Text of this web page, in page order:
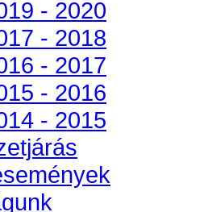
- 2020
- 2018
- 2017
- 2016
- 2015